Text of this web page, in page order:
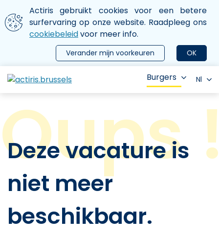
Aller au contenu principal
We gebruiken cookies
Actiris gebruikt cookies voor een betere
surfervaring op onze website. Raadpleeg ons
cookiebeleidvoor meer info.
OK
Verander mijn voorkeuren
le menu
Burgers Nl
Deze vacature is
niet meer
beschikbaar.